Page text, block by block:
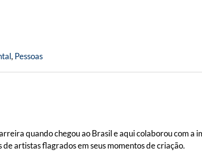
, Pessoas
quando chegou ao Brasil e aqui colaborou com a
artistas flagrados em seus momentos de criação.